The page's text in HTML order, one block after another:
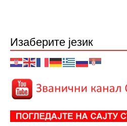
Изаберите језик